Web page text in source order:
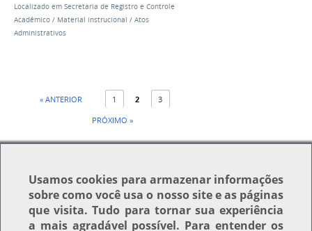
Localizado em Secretaria de Registro e Controle
Acadêmico / Material instrucional / Atos
Administrativos
« ANTERIOR 1 2
3
PRÓXIMO »
Voltar para o topo
Usamoscookies para armazenar informações
sobre como você usa o nosso site e as páginas
que visita. Tudo para tornar sua experiência
a mais agradável possível. Para entender os